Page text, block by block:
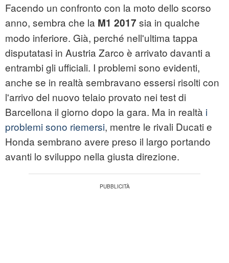
Facendo un confronto con la moto dello scorso
anno, sembra che la M1 2017 sia in qualche
modo inferiore. Già, perché nell'ultima tappa
disputatasi in Austria Zarco è arrivato davanti a
entrambi gli ufficiali. I problemi sono evidenti,
anche se in realtà sembravano essersi risolti con
l'arrivo del nuovo telaio provato nei test di
Barcellona il giorno dopo la gara. Ma in realtà i
problemi sono riemersi, mentre le rivali Ducati e
Honda sembrano avere preso il largo portando
avanti lo sviluppo nella giusta direzione.